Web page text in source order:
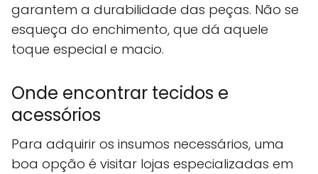
garantem a durabilidade das peças. Não se
esqueça do enchimento, que dá aquele
toque especial e macio.
Onde encontrar tecidos e
acessórios
Para adquirir os insumos necessários, uma
boa opção é visitar lojas especializadas em